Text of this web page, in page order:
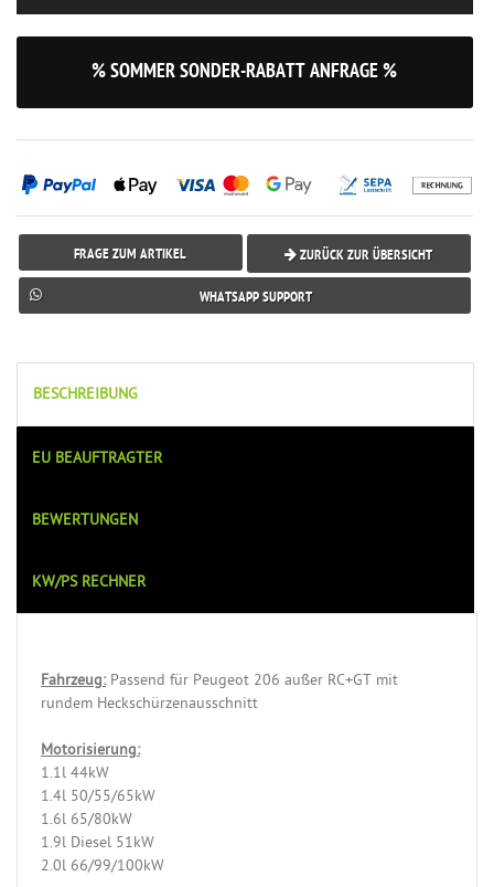
% SOMMER SONDER-RABATT ANFRAGE %
FRAGE ZUM ARTIKEL ZURÜCK ZUR ÜBERSICHT
WHATSAPP SUPPORT
BESCHREIBUNG
EU BEAUFTRAGTER
BEWERTUNGEN
KW/PS RECHNER
Fahrzeug:Passend für Peugeot 206 außer RC+GT mit
rundem Heckschürzenausschnitt
Motorisierung:
1.1l 44kW
1.4l 50/55/65kW
1.6l 65/80kW
1.9l Diesel 51kW
2.0l 66/99/100kW